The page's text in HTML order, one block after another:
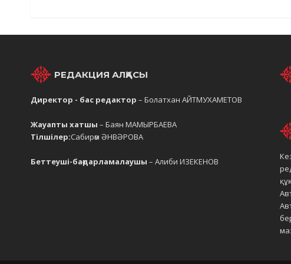
РЕДАКЦИЯ АЛҚАСЫ
Директор - бас редактор – Болатхан АЙТМУХАМЕТОВ
Жауапты хатшы – Баян МАМЫРБАЕВА
Тілшілер:Сабирәм ӘНВӘРОВА
Беттеуші-бағдарламалаушы – Алиби ИЗЕКЕНОВ